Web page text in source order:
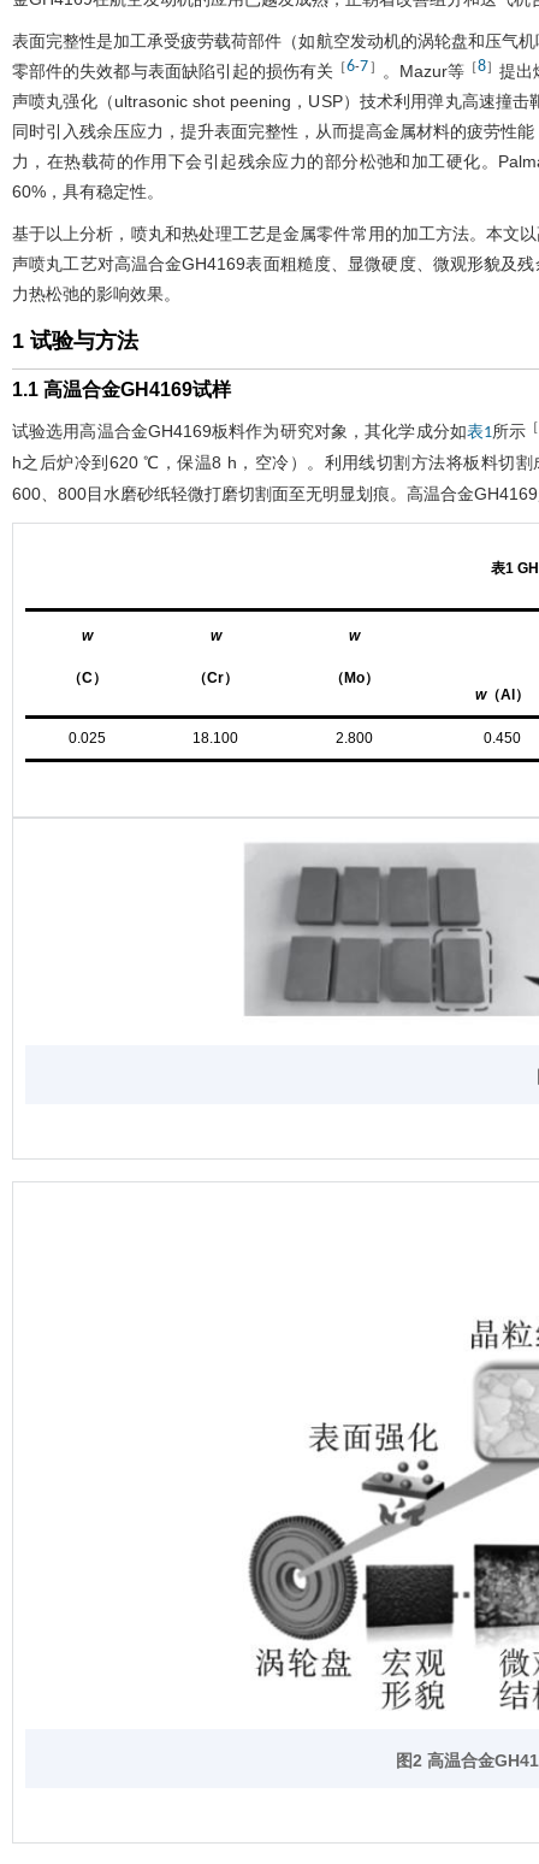
表面完整性是加工承受疲劳载荷部件（如航空发动机的涡轮盘和压气
零部件的失效都与表面缺陷引起的损伤有关 ［6-7］ 。Mazur等［8］提出
声喷丸强化（ultrasonic shot peening，USP）技术利用弹丸高速撞
同时引入残余压应力，提升表面完整性，从而提高金属材料的疲劳性能
力，在热载荷的作用下会引起残余应力的部分松弛和加工硬化。
60%，具有稳定性。
基于以上分析，喷丸和热处理工艺是金属零件常用的加工方法。本文
声喷丸工艺对高温合金GH4169表面粗糙度、显微硬度、微观形貌及
力热松弛的影响效果。
1 试验与方法
1.1 高温合金GH4169试样
试验选用高温合金GH4169板料作为研究对象，其化学成分如表1所示 ［
h之后炉冷到620 ℃，保温8 h，空冷）。利用线切割方法将板料切
600、800目水磨砂纸轻微打磨切割面至无明显划痕。高温合金
表1
w
（C）
w
（Cr）
w
（Mo）
w（Al）
0.025 18.100 2.800 0.450
图2 高温合金